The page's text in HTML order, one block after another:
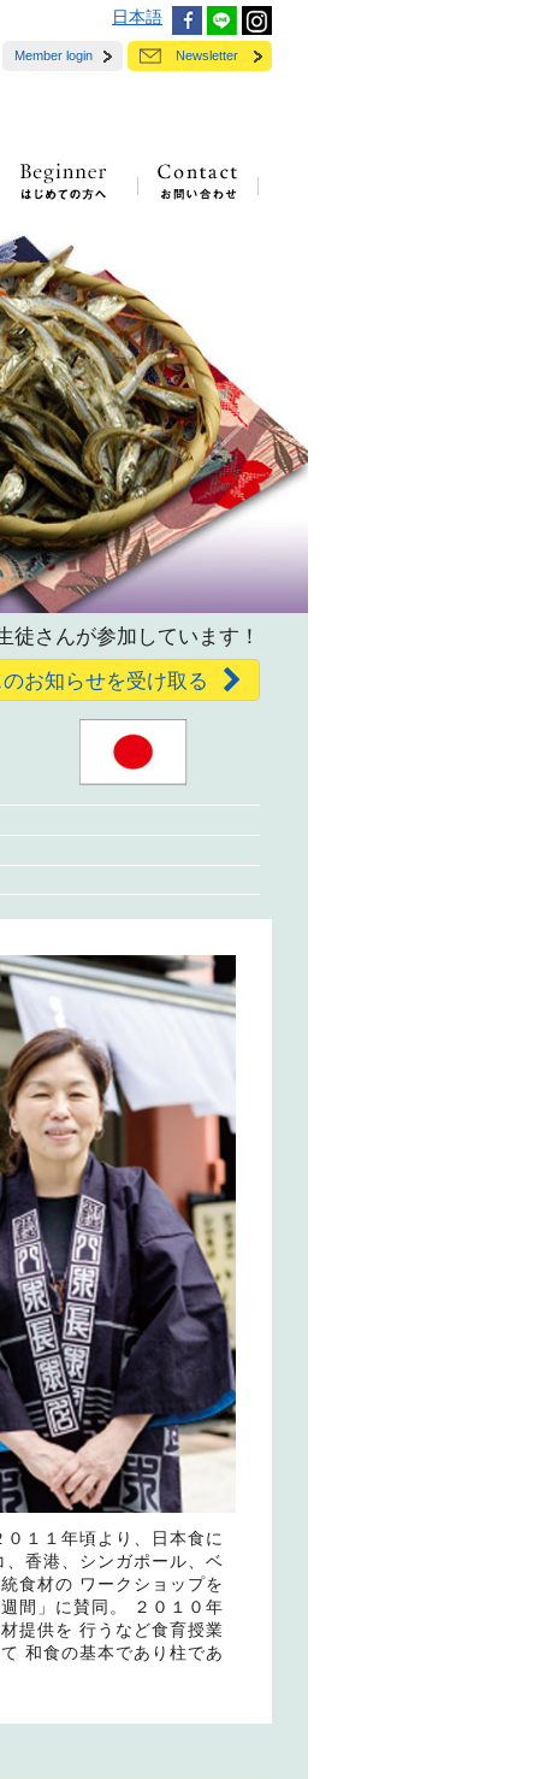
日本語
Member login Newsletter
徒さんが参加しています！
お知らせを受け取る
１１年頃より、日本食に
香港、シンガポール、ベ
食材の ワークショップを
間」に賛同。 ２０１０年
提供を 行うなど食育授業
和食の基本であり柱であ